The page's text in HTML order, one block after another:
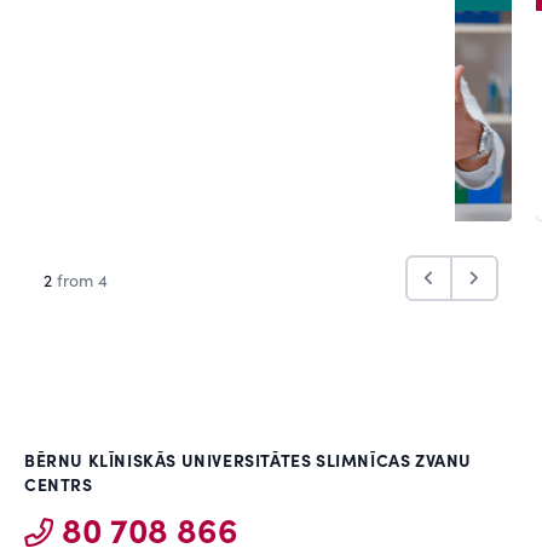
2 from 4
BĒRNU KLĪNISKĀS UNIVERSITĀTES SLIMNĪCAS ZVANU
CENTRS
80 708 866